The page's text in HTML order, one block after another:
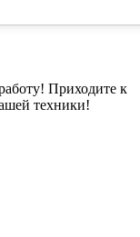
Приходите к
техники!